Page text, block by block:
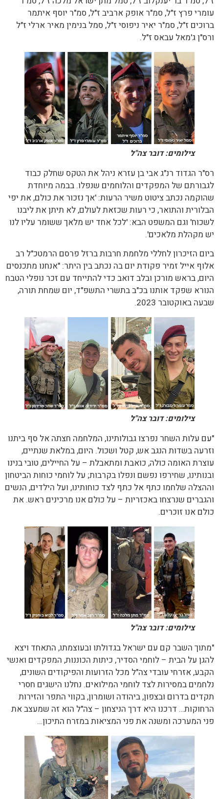
עומרי פרץ ז"ל, סמ"ר אופק ארביב ז"ל, סמ"ר יוסף איתמר
ברוכים ז"ל, סמ"ר יאיר ניפוסי ז"ל, סמל בנימין מאיר ארלי ז"ל
ורס"ן ג'מאל עבאס ז"ל.
צילומים: דובר צה"ל
רס"ר הגדוד רנ"ג אבי בן עזרא ניהל את הטקס שחלק כבוד
לגבורתם של המפקדים והלוחמים שנפלו. בבמה מיוחדת
שהוקמה נכתב ציטוט משיר הרעות: 'אך נזכור את כולם, את יפי
הבלורית והתואר, כי רעות שכזאת לעולם, לא תיתן את ליבנו
לשכוח' וגם המשפט הבא: 'לכל אחד יש מלאך ששומר עליו לנו
יש מקהלת מלאכים'.
ביום הזיכרון לחללי מלחמת חרבות ברזל פרסם הרמטכ"ל רב
אלוף אייל זמיר פקודת יום בה נכתב בין היתר: "אנחנו מתכנסים
היום, בראש מורכן ובלב דואב כדי להתייחד עם זכר נופלי הטבח
הנורא שפקד אותנו בכ"ב בתשרי התשפ"ד, יום שמחת תורה,
שבעה באוקטובר 2023.
צילומים: דובר צה"ל
"עם עלות השחר נפרצו גבולותינו, המלחמה חצתה אל סף ביתנו
וזרעה בשדות הנגב אש, קטל ושכול. היום, במלאת שנתיים,
עוצרת האומה כולה, כואבת ומתאבלת – על החיילים, טובי בנינו
ובנותינו, שחירפו נפשם ונפלו בקרבות; על לוחמי כוחות הביטחון
וההצלה שלחמו כתף אל כתף לצד כוחותינו, ועל הילדים, הנשים
והגברים שנרצחו באכזריות – על כולם אנו מרכינים ראש. את
כולם אנו זוכרים.
צילומים: דובר צה"ל
"מתוך השבר קם עם ישראל בגדולתו ובעוצמתו, התאחד ויצא
להגן על הבית – לוחמי הסדיר, כיתות הכוננות, המפקדים ואנשי
הקבע, אזרחי עובדי צה"ל מכל הזרועות והפיקודים השונים,
נלחמים במסירות לצד לוחמי המילואים. נחלנו הישגים חסרי
תקדים בדרום ובצפון, ביהודה ושומרון, בקווי התפר והזירות
הרחוקות… דרכנו היא דרך הניצחון – צה"ל הוא זה שמעצב את
פני המערכה ומשנה את פני המציאות במזרח התיכון…